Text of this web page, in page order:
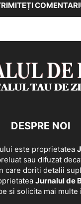
DESPRE NOI
este proprietatea
sau difuzat
care doriti detalii
Jurnalul de
si solicita mai multe